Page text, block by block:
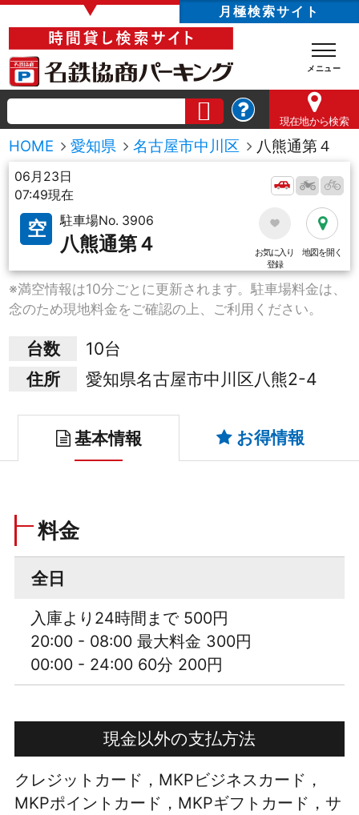
▼ 月極検索サイト
現在地から検索
HOME 愛知県 名古屋市中川区 八熊通第４
06月23日
07:49現在
空 駐車場No. 3906
八熊通第４
お気に入り
登録
地図を開く
※満空情報は10分ごとに更新されます。駐車場料金は、
念のため現地料金をご確認の上、ご利用ください。
台数
10台
住所
愛知県名古屋市中川区八熊2-4
基本情報 お得情報
料金
全日
入庫より24時間まで 500円
20:00 - 08:00 最大料金 300円
00:00 - 24:00 60分 200円
現金以外の支払方法
クレジットカード，MKPビジネスカード，
MKPポイントカード，MKPギフトカード，サ